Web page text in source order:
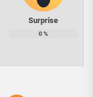
Surprise
0%